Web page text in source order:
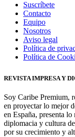
Suscríbete
Contacto
Equipo
Nosotros
Aviso legal
Política de
Política de
REVISTA IMPRESA Y
Soy Caribe Premium,
en proyectar lo mejor
en España, presenta
diplomacia y cultura
por su crecimiento y